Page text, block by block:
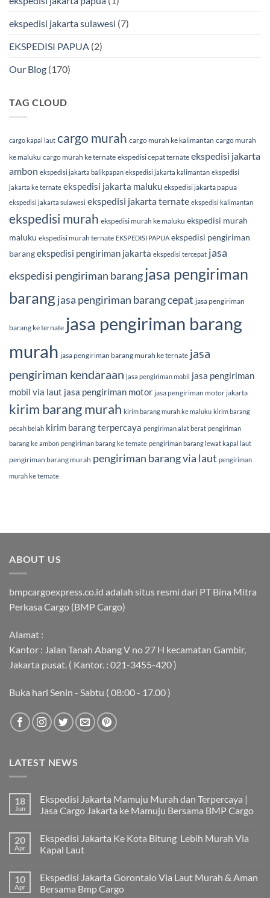
ekspedisi jakarta sulawesi (7)
EKSPEDISI PAPUA (2)
Our Blog (170)
TAG CLOUD
cargo kapal laut cargo murah cargo murah ke kalimantan cargo murah
ke maluku cargo murah ke ternate ekspedisi cepat ternate ekspedisi jakarta
ambon ekspedisi jakarta balikpapan ekspedisi jakarta kalimantan ekspedisi
jakarta ke ternate ekspedisi jakarta maluku ekspedisi jakarta papua
ekspedisi jakarta sulawesi ekspedisi jakarta ternate ekspedisi kalimantan
ekspedisi murah ekspedisi murah ke maluku ekspedisi murah
maluku ekspedisi murah ternate EKSPEDISI PAPUA ekspedisi pengiriman
barangekspedisi pengiriman jakarta ekspedisi tercepat jasa
ekspedisi pengiriman barangjasa pengiriman
barangjasa pengiriman barang cepat jasa pengiriman
barang ke ternate jasa pengiriman barang
murah jasa pengiriman barang murah ke ternate jasa
pengiriman kendaraan jasa pengiriman mobil jasa pengiriman
mobil via laut jasa pengiriman motor jasa pengiriman motor jakarta
kirim barang murah kirim barang murah ke maluku kirim barang
pecah belah kirim barang terpercaya pengiriman alat berat pengiriman
barang ke ambon pengiriman barang ke ternate pengiriman barang lewat kapal laut
pengiriman barang murah pengiriman barang via laut pengiriman
murah ke ternate
ABOUT US
bmpcargoexpress.co.id adalah situs resmi dari PT Bina Mitra
Perkasa Cargo (BMP Cargo)
Alamat :
Kantor : Jalan Tanah Abang V no 27 H kecamatan Gambir,
Jakarta pusat. ( Kantor. : 021-3455-420 )
Buka hari Senin - Sabtu ( 08:00 - 17.00 )
LATEST NEWS
18
Jun
Ekspedisi Jakarta Mamuju Murah dan Terpercaya |
Jasa Cargo Jakarta ke Mamuju Bersama BMP Cargo
komentar
pada
Ekspedisi
Murah
dan
Terpercaya
20
Apr
Ekspedisi Jakarta Ke Kota Bitung Lebih Murah Via
Kapal Laut
komentar
pada
Ekspedisi
10
Apr
Ekspedisi Jakarta Gorontalo Via Laut Murah & Aman
Bersama Bmp Cargo